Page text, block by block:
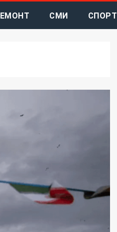
СМИ СПОРТ